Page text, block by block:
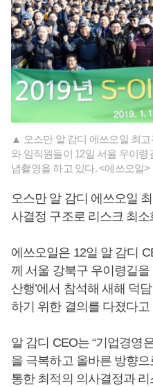
▲ 오스만 알 감디 에쓰오일 최
와 임직원들이 12일 서울 우이
념촬영을 하고 있다. <에쓰오일>
오스만 알 감디 에쓰오일
사결정 구조로 리스크 최
에쓰오일은 12일 알 감디
께 서울 강북구 우이령길을
산행’에서 참석해 새해 덕
하기 위한 결의를 다졌다고
알 감디 CEO는 “기업경영
을 극복하고 올바른 방향
통한 최적의 의사결정과